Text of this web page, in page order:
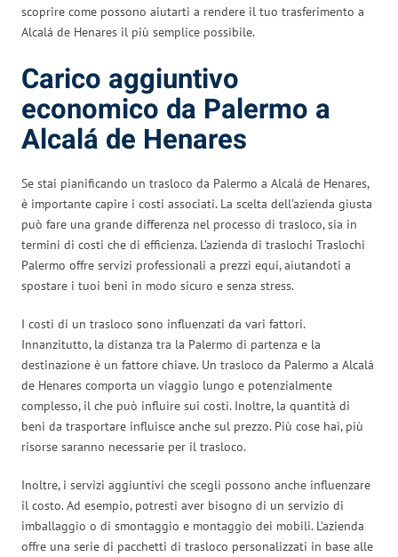
scoprire come possono aiutarti a rendere il tuo trasferimento a
Alcalá de Henares il più semplice possibile.
Carico aggiuntivo
economico da Palermo a
Alcalá de Henares
Se stai pianificando un trasloco da Palermo a Alcalá de Henares,
è importante capire i costi associati. La scelta dell’azienda giusta
può fare una grande differenza nel processo di trasloco, sia in
termini di costi che di efficienza. L’azienda di traslochi Traslochi
Palermo offre servizi professionali a prezzi equi, aiutandoti a
spostare i tuoi beni in modo sicuro e senza stress.
I costi di un trasloco sono influenzati da vari fattori.
Innanzitutto, la distanza tra la Palermo di partenza e la
destinazione è un fattore chiave. Un trasloco da Palermo a Alcalá
de Henares comporta un viaggio lungo e potenzialmente
complesso, il che può influire sui costi. Inoltre, la quantità di
beni da trasportare influisce anche sul prezzo. Più cose hai, più
risorse saranno necessarie per il trasloco.
Inoltre, i servizi aggiuntivi che scegli possono anche influenzare
il costo. Ad esempio, potresti aver bisogno di un servizio di
imballaggio o di smontaggio e montaggio dei mobili. L’azienda
offre una serie di pacchetti di trasloco personalizzati in base alle